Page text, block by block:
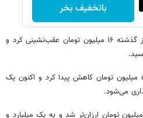
باتخفیف بخر
قیمت تارا اتوماتیک V۴ نسبت به روز گذشته ۱۶ میلیون تومان عقب‌نشینی کرد و
قیمت رانا پلاس در معاملات امروز ۵ میلیون تومان کاهش پیدا کرد و اکنون یک
قیمت سورن پلاس XU۷P امروز ۱۳ میلیون تومان ارزان‌تر شد و به یک میلیارد و